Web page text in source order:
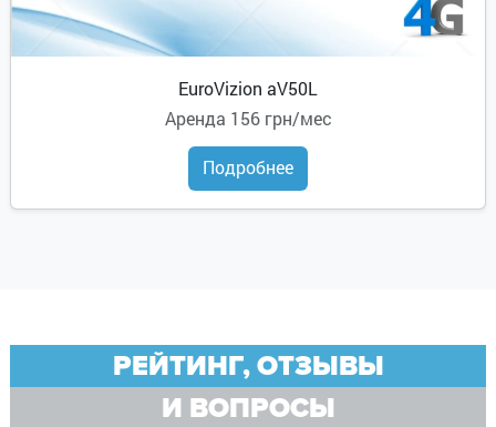
EuroVizion aV50L
Аренда 156 грн/мес
Подробнее
РЕЙТИНГ, ОТЗЫВЫ
И ВОПРОСЫ